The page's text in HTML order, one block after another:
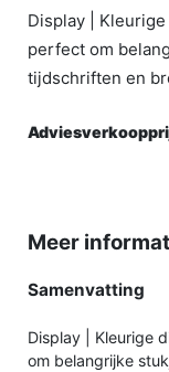
Display |
perfect om
tijdschriften en
Meer
Samenvatting
Display | Kleurige
om belangrijke